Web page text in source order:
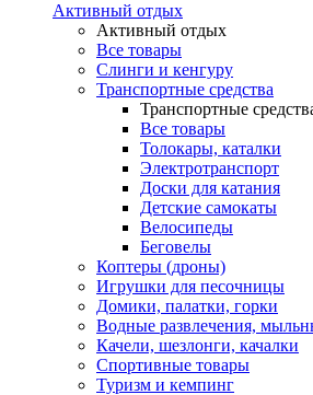
Активный отдых
Активный отдых
Все товары
Слинги и кенгуру
Транспортные средства
Транспортные
Все товары
Толокары, каталки
Электротранспорт
Доски для катания
Детские самокаты
Велосипеды
Беговелы
Коптеры (дроны)
Игрушки для песочницы
Домики, палатки, горки
Водные развлечения,
Качели, шезлонги, качалки
Спортивные товары
Туризм и кемпинг